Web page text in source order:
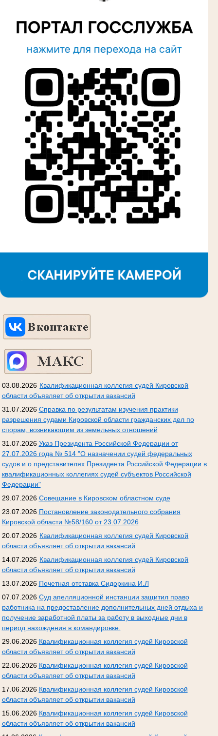
03.08.2026 Квалификационная коллегия судей Кировской
области объявляет об открытии вакансий
31.07.2026 Справка по результатам изучения практики
разрешения судами Кировской области гражданских дел по
спорам, возникающим из земельных отношений
31.07.2026 Указ Президента Российской Федерации от
27.07.2026 года № 514 "О назначении судей федеральных
судов и о представителях Президента Российской Федерации в
квалификационных коллегиях судей субъектов Российской
Федерации"
29.07.2026 Совещание в Кировском областном суде
23.07.2026 Постановление законодательного собрания
Кировской области №58/160 от 23.07.2026
20.07.2026 Квалификационная коллегия судей Кировской
области объявляет об открытии вакансий
14.07.2026 Квалификационная коллегия судей Кировской
области объявляет об открытии вакансий
13.07.2026 Почетная отставка Сидоркина И.Л
07.07.2026 Суд апелляционной инстанции защитил право
работника на предоставление дополнительных дней отдыха и
получение заработной платы за работу в выходные дни в
период нахождения в командировке.
29.06.2026 Квалификационная коллегия судей Кировской
области объявляет об открытии вакансий
22.06.2026 Квалификационная коллегия судей Кировской
области объявляет об открытии вакансий
17.06.2026 Квалификационная коллегия судей Кировской
области объявляет об открытии вакансий
15.06.2026 Квалификационная коллегия судей Кировской
области объявляет об открытии вакансий